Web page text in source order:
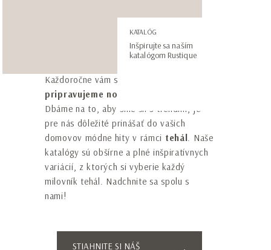
KATALÓG
Inšpirujte sa naším
katalógom Rustique
Vezmite si inšpiráciu so
sebou! Stiahnite si katalóg!
Každoročne vám s radosťou a nadšením
pripravujeme nový katalóg RUSTIQUE
Dbáme na to, aby sme šli s trendmi, je
pre nás dôležité prinášať do vašich
domovov módne hity v rámci tehál. Naše
katalógy sú obšírne a plné inšpiratívnych
variácií, z ktorých si vyberie každý
milovník tehál. Nadchnite sa spolu s
nami!
STIAHNITE SI NÁŠ
* Súhlasím so spracovaním mojich osobných
údajov podľa vyhlásenia o
údajov.
Prihlásim sa na odoberanie newslettrov
Táto stránka je chránená službou reCAPTCHA a